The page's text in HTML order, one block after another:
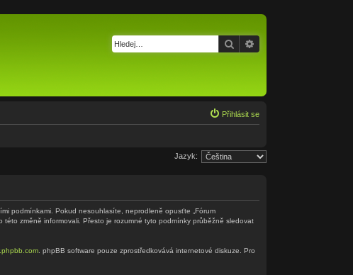
Hledat
Přihlásit se
Jazyk:
podmínkami. Pokud nesouhlasíte, neprodleně opusťte „Fórum
změně informovali. Přesto je rozumné tyto podmínky průběžně sledovat
. phpBB software pouze zprostředkovává internetové diskuze. Pro